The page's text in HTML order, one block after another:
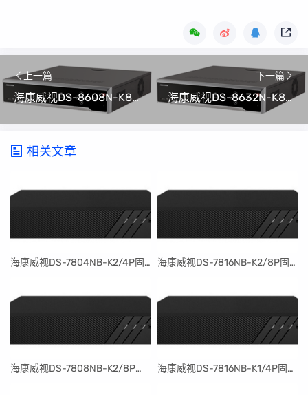
上一篇
海康威视DS-8608N-K8升级包V4.74.210 build 240108
下一篇
海康威视DS-8632N-K8升级包V4.74.210 build 240108
相关文章
​海康威视DS-7804NB-K2/4P固件升级包V4.30.097build240401 ​海康威视DS-7816NB-K2/8P固件升级包V4.30.097build240401
​海康威视DS-7808NB-K2/8P固件升级包V4.30.097build240401 ​海康威视DS-7816NB-K1/4P固件升级包V4.30.097build240401